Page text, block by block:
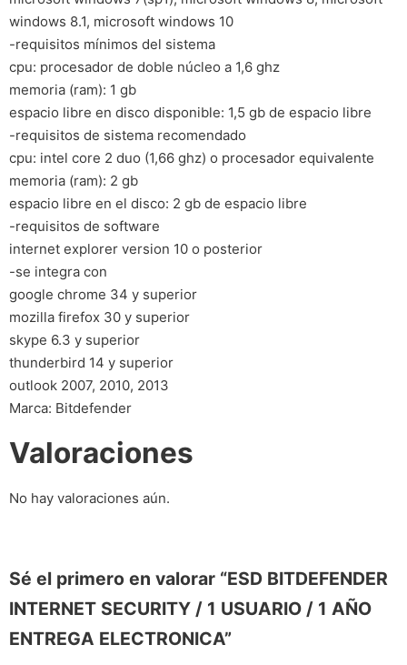
windows 8.1, microsoft windows 10
-requisitos mínimos del sistema
cpu: procesador de doble núcleo a 1,6 ghz
memoria (ram): 1 gb
espacio libre en disco disponible: 1,5 gb de espacio libre
-requisitos de sistema recomendado
cpu: intel core 2 duo (1,66 ghz) o procesador equivalente
memoria (ram): 2 gb
espacio libre en el disco: 2 gb de espacio libre
-requisitos de software
internet explorer version 10 o posterior
-se integra con
google chrome 34 y superior
mozilla firefox 30 y superior
skype 6.3 y superior
thunderbird 14 y superior
outlook 2007, 2010, 2013
Marca: Bitdefender
Valoraciones
No hay valoraciones aún.
Sé el primero en valorar “ESD BITDEFENDER
INTERNET SECURITY / 1 USUARIO / 1 AÑO
ENTREGA ELECTRONICA”